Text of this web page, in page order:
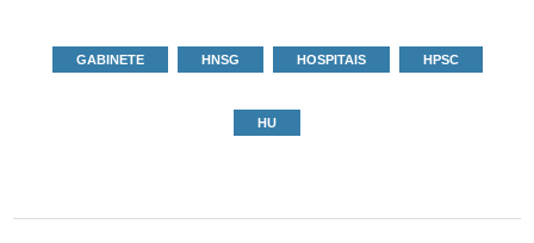
GABINETE HNSG HOSPITAIS HPSC
HU